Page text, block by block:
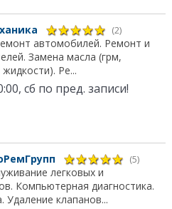
(2)
автомобилей. Ремонт и
Замена масла (грм,
Ре...
сб по пред. записи!
(5)
легковых и
Компьютерная диагностика.
Удаление клапанов...